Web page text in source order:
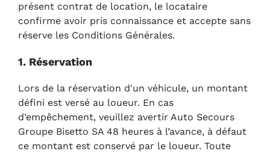
présent contrat de location, le locataire
confirme avoir pris connaissance et accepte sans
réserve les Conditions Générales.
1. Réservation
Lors de la réservation d'un véhicule, un montant
défini est versé au loueur. En cas
d’empêchement, veuillez avertir Auto Secours
Groupe Bisetto SA 48 heures à l’avance, à défaut
ce montant est conservé par le loueur. Toute